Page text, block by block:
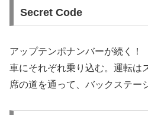
Secret Code
アップテンポナンバーが続く！
車にそれぞれ乗り込む。運転は
席の道を通って、バックステー